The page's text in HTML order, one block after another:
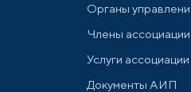
Органы
Члены ассоциации
Услуги ассоциации
Документы АИП